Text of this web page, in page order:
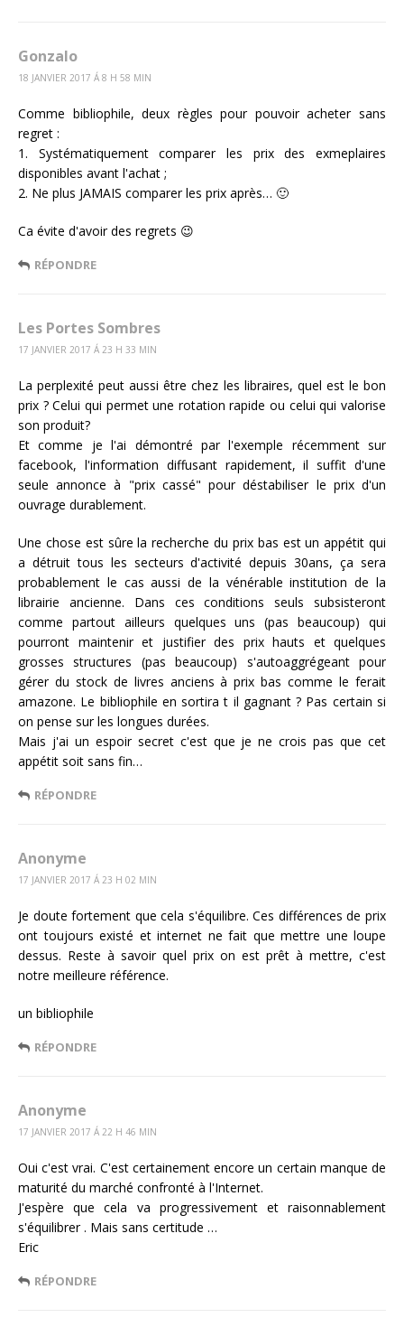
Gonzalo
18 JANVIER 2017 Á 8 H 58 MIN
Comme bibliophile, deux règles pour pouvoir acheter sans
regret :
1. Systématiquement comparer les prix des exmeplaires
disponibles avant l'achat ;
2. Ne plus JAMAIS comparer les prix après… 🙂
Ca évite d'avoir des regrets 😉
RÉPONDRE
Les Portes Sombres
17 JANVIER 2017 Á 23 H 33 MIN
La perplexité peut aussi être chez les libraires, quel est le bon
prix ? Celui qui permet une rotation rapide ou celui qui valorise
son produit?
Et comme je l'ai démontré par l'exemple récemment sur
facebook, l'information diffusant rapidement, il suffit d'une
seule annonce à "prix cassé" pour déstabiliser le prix d'un
ouvrage durablement.
Une chose est sûre la recherche du prix bas est un appétit qui
a détruit tous les secteurs d'activité depuis 30ans, ça sera
probablement le cas aussi de la vénérable institution de la
librairie ancienne. Dans ces conditions seuls subsisteront
comme partout ailleurs quelques uns (pas beaucoup) qui
pourront maintenir et justifier des prix hauts et quelques
grosses structures (pas beaucoup) s'autoaggrégeant pour
gérer du stock de livres anciens à prix bas comme le ferait
amazone. Le bibliophile en sortira t il gagnant ? Pas certain si
on pense sur les longues durées.
Mais j'ai un espoir secret c'est que je ne crois pas que cet
appétit soit sans fin…
RÉPONDRE
Anonyme
17 JANVIER 2017 Á 23 H 02 MIN
Je doute fortement que cela s'équilibre. Ces différences de prix
ont toujours existé et internet ne fait que mettre une loupe
dessus. Reste à savoir quel prix on est prêt à mettre, c'est
notre meilleure référence.
un bibliophile
RÉPONDRE
Anonyme
17 JANVIER 2017 Á 22 H 46 MIN
Oui c'est vrai. C'est certainement encore un certain manque de
maturité du marché confronté à l'Internet.
J'espère que cela va progressivement et raisonnablement
s'équilibrer . Mais sans certitude …
Eric
RÉPONDRE